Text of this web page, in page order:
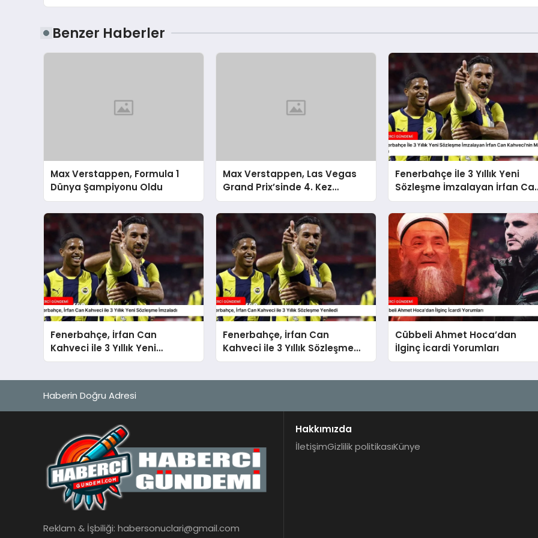
Benzer Haberler
Max Verstappen, Formula 1
Dünya Şampiyonu Oldu
Max Verstappen, Las Vegas
Grand Prix’sinde 4. Kez
Şampiyon Oldu
Fenerbahçe İle 3 Yıllık Yeni
Sözleşme İmzalayan İrfan
Kahveci’nin Maaşı Arttı
Fenerbahçe, İrfan Can
Kahveci ile 3 Yıllık Yeni
Sözleşme İmzaladı
Fenerbahçe, İrfan Can
Kahveci ile 3 Yıllık Sözleşme
Yeniledi
Cübbeli Ahmet Hoca’dan
İlginç İcardi Yorumları
Haberin Doğru Adresi
Reklam & İşbiliği: habersonuclari@gmail.com
Hakkımızda
İletişimGizlilik politikasıKünye